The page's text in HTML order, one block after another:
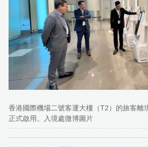
香港國際機場二號客運大樓（T2）的旅客離
正式啟用。入境處微博圖片